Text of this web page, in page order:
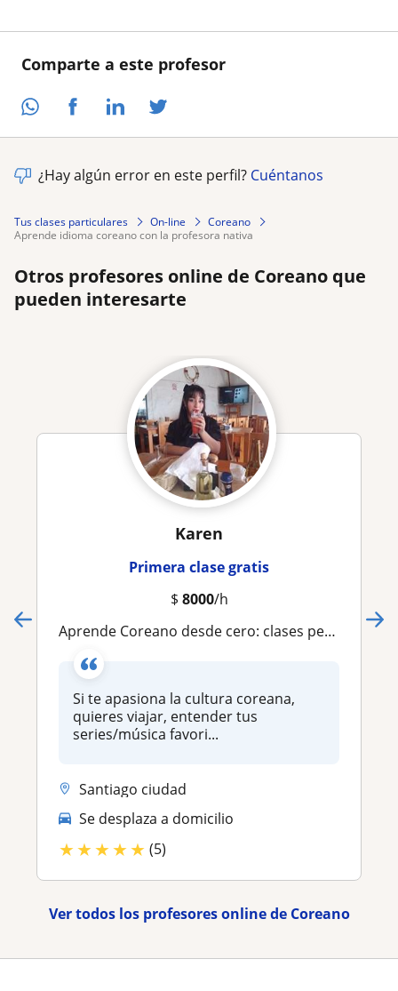
Comparte a este profesor
¿Hay algún error en este perfil? Cuéntanos
Tus clases particulares On-line
Coreano
aprende idioma coreano con la profesora nativa
Otros profesores online de Coreano que
pueden interesarte
Karen
Primera clase gratis
$ 8000/h
Aprende Coreano desde cero: clases personalizadas, dinámicas y a tu ritmo
Si te apasiona la cultura coreana,
quieres viajar, entender tus
series/música favori...
Santiago ciudad
Se desplaza a domicilio
★★★★★ (5)
Ver todos los profesores online de Coreano